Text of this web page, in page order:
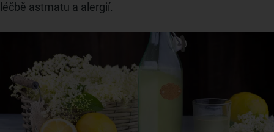
léčbě astmatu a alergií.